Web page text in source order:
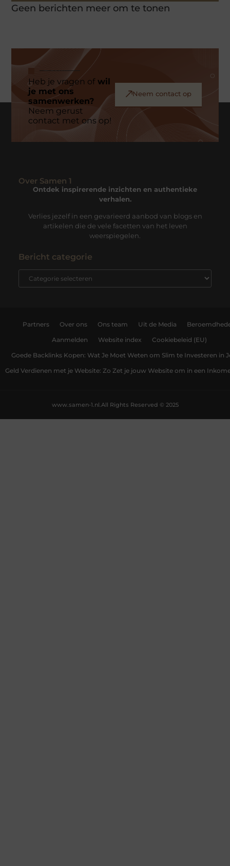
Geen berichten meer om te tonen
Heb je vragen ofwil
je met ons
samenwerken?
Neem gerust
contact met ons op!
Neem contact op
Over Samen 1
Ontdek inspirerende inzichten en authentieke
verhalen.
Verlies jezelf in een gevarieerd aanbod van blogs en
artikelen die de vele facetten van het leven
weerspiegelen.
Bericht categorie
Partners Over ons Ons team Uit de Media
Aanmelden Website index Cookiebeleid (EU)
Goede Backlinks Kopen: Wat Je Moet Weten om Slim te Investeren in
Geld Verdienen met je Website: Zo Zet je jouw Website om in een
All Rights Reserved © 2025
www.samen-1.nl.